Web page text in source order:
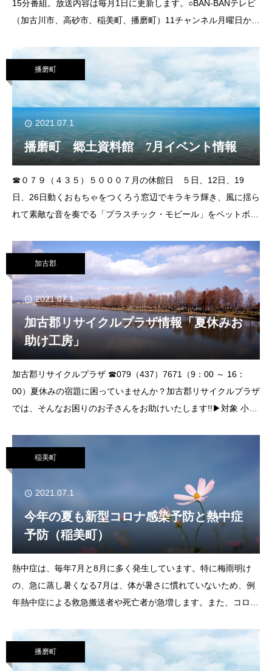
15分番組。放送内容は毎月1日に更新します。○BAN-BANテレビ
（加古川市、高砂市、稲美町、播磨町）11チャンネル月曜日から
～日曜
播磨町
2021.07.1
播磨町 郷土資料館 7月イベント情報
☎０７９（４３５）５０００７月の休館日 ５日、12日、19
日、26日動くおもちゃをつくろう窓辺でキラキラ輝き、風に揺ら
れて素敵な音を奏でる「プラスチック・モビール」をペットボト
所 学習室▼対象
加古郡
2021.07.1
加古郡リサイクルプラザ情報「夏休みお
助け工房」
加古郡リサイクルプラザ ☎079（437）7671（9：00 ～ 16：
00）夏休みの宿題に困っていませんか？加古郡リサイクルプラザ
では、そんなお困りのお子さんをお助けいたします!!▶対象 小学
稲美町
2021.07.1
今年の夏も新型コロナ感染予防と熱中症
予防（稲美町）
熱中症は、毎年7月と8月に多く発生しています。特に梅雨明け
の、急に蒸し暑くなる7月は、体が暑さに慣れていないため、例
年熱中症による救急搬送者や死亡者が急増します。また、コロナ
着用により熱がこもりやすくなりますので、より一層
播磨町